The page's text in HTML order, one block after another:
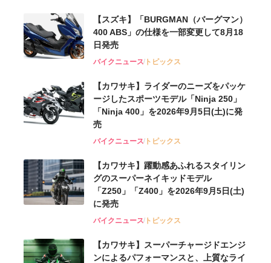
【スズキ】「BURGMAN（バーグマン）
400 ABS」の仕様を一部変更して8月18
日発売
バイクニューストピックス
【カワサキ】ライダーのニーズをパッケ
ージしたスポーツモデル「Ninja 250」
「Ninja 400」を2026年9月5日(土)に発
売
バイクニューストピックス
【カワサキ】躍動感あふれるスタイリン
グのスーパーネイキッドモデル
「Z250」「Z400」を2026年9月5日(土)
に発売
バイクニューストピックス
【カワサキ】スーパーチャージドエンジ
ンによるパフォーマンスと、上質なライ